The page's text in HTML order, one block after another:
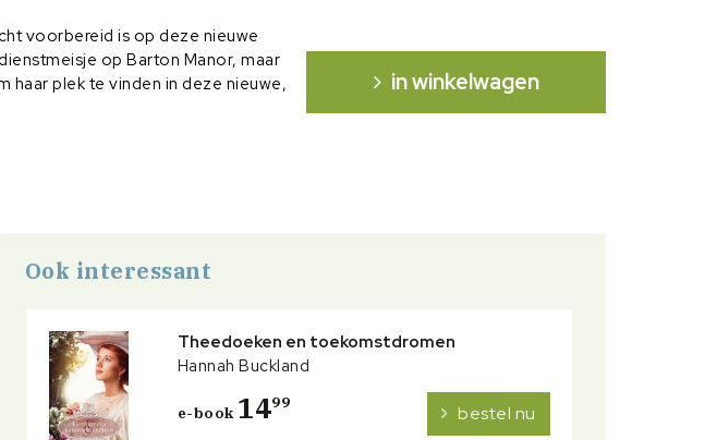
voorbereid is op deze nieuwe
op Barton Manor, maar
haar plek te vinden in deze nieuwe,
heeft weggelegd …
in winkelwagen
Ook interessant
Theedoeken en toekomstdromen
Hannah Buckland
e-book 1499 bestel nu